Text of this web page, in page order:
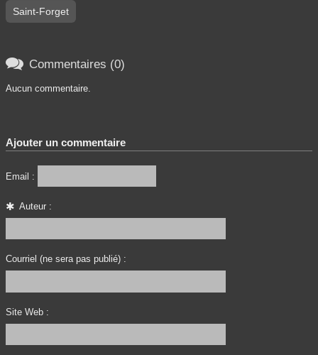
Saint-Forget
 Commentaires (0)
Aucun commentaire.
Ajouter un commentaire
Email :
Auteur :
Courriel (ne sera pas publié) :
Site Web :